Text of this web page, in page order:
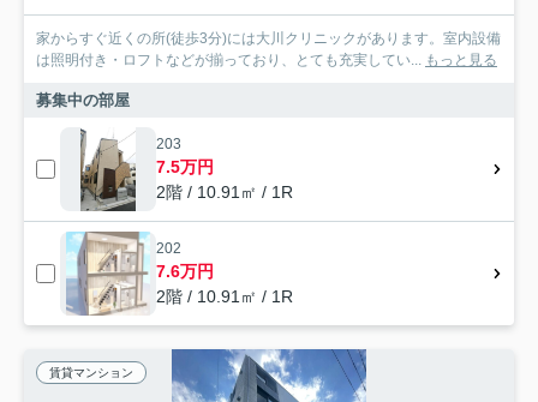
家からすぐ近くの所(徒歩3分)には大川クリニックがあります。室内設備
は照明付き・ロフトなどが揃っており、とても充実してい... もっと見る
募集中の部屋
203
7.5万円
2階 / 10.91㎡ / 1R
202
7.6万円
2階 / 10.91㎡ / 1R
賃貸マンション